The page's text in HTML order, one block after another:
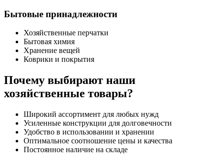
Бытовые принадлежности
Хозяйственные перчатки
Бытовая химия
Хранение вещей
Коврики и покрытия
Почему выбирают наши
хозяйственные товары?
Широкий ассортимент для любых нужд
Усиленные конструкции для долговечности
Удобство в использовании и хранении
Оптимальное соотношение цены и качества
Постоянное наличие на складе